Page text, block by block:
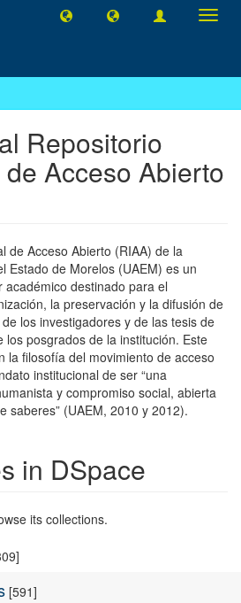
Repositorio
Acceso Abierto
de Acceso Abierto (RIAA) de la
Estado de Morelos (UAEM) es un
destinado para el
la preservación y la difusión de
los investigadores y de las tesis de
los posgrados de la institución. Este
la filosofía del movimiento de acceso
institucional de ser “una
y compromiso social, abierta
saberes” (UAEM, 2010 y 2012).
in DSpace
its collections.
[591]